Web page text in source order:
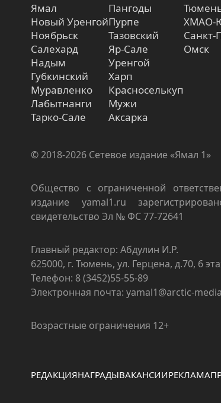
Ямал
Новый Уренгой
Ноябрьск
Салехард
Надым
Губкинский
Муравленко
Лабытнанги
Тарко-Сале
Пангоды
Пурпе
Тазовский
Яр-Сале
Уренгой
Харп
Красноселькуп
Мужи
Аксарка
ХМАО-
Санкт-
Омск
© 2018-2026 Сетевое издание «Ямал 1»
Общество с ограниченной
издание yamal1.ru
свидетельство Эл № ФС 77-72641
Главный редактор: Абдулин И.Р.
625000, г. Тюмень, ул. Герцена, д.70, 6
Телефон: 8 (3452)55-55-89
Электронная почта: yamal1@arctic-
Возрастные ограничения 12+
РЕДАКЦИЯНАГРАДЫВАКАНСИИРЕКЛАМА